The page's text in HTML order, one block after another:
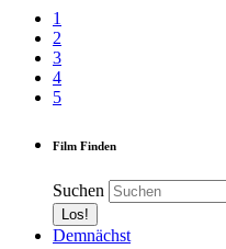
1
2
3
4
5
Film Finden
Suchen
Demnächst